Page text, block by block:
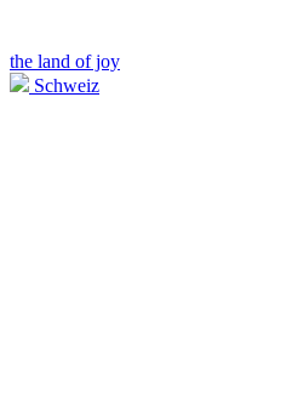
the land of joy
Schweiz